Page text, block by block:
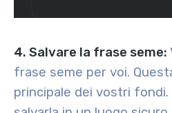
4. Salvare la frase seme:
frase seme per voi.
principale dei vostri